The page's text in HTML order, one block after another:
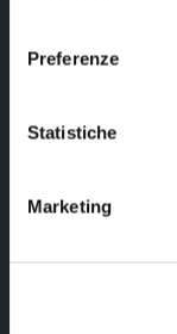
Preferenze
Statistiche
MarketingCopyright